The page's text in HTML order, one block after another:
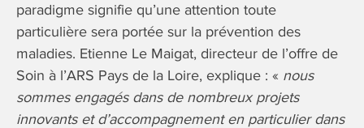
paradigme signifie qu’une attention toute
particulière sera portée sur la prévention des
maladies. Etienne Le Maigat, directeur de l’offre de
Soin à l’ARS Pays de la Loire, explique : « nous
sommes engagés dans de nombreux projets
innovants et d’accompagnement en particulier dans